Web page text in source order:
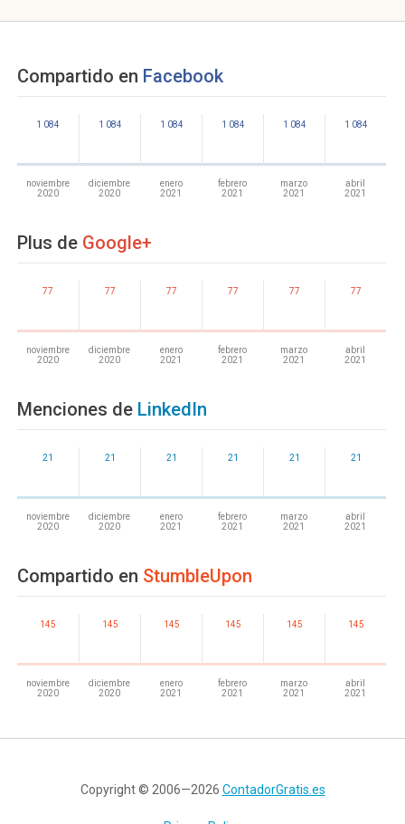
Compartido en Facebook
1 084
noviembre
2020
1 084
diciembre
2020
1 084
enero
2021
1 084
febrero
2021
1 084
marzo
2021
1 084
abril
2021
Plus de Google+
77
noviembre
2020
77
diciembre
2020
77
enero
2021
77
febrero
2021
77
marzo
2021
77
abril
2021
Menciones de LinkedIn
21
noviembre
2020
21
diciembre
2020
21
enero
2021
21
febrero
2021
21
marzo
2021
21
abril
2021
Compartido en StumbleUpon
145
noviembre
2020
145
diciembre
2020
145
enero
2021
145
febrero
2021
145
marzo
2021
145
abril
2021
Copyright © 2006—2026 ContadorGratis.es